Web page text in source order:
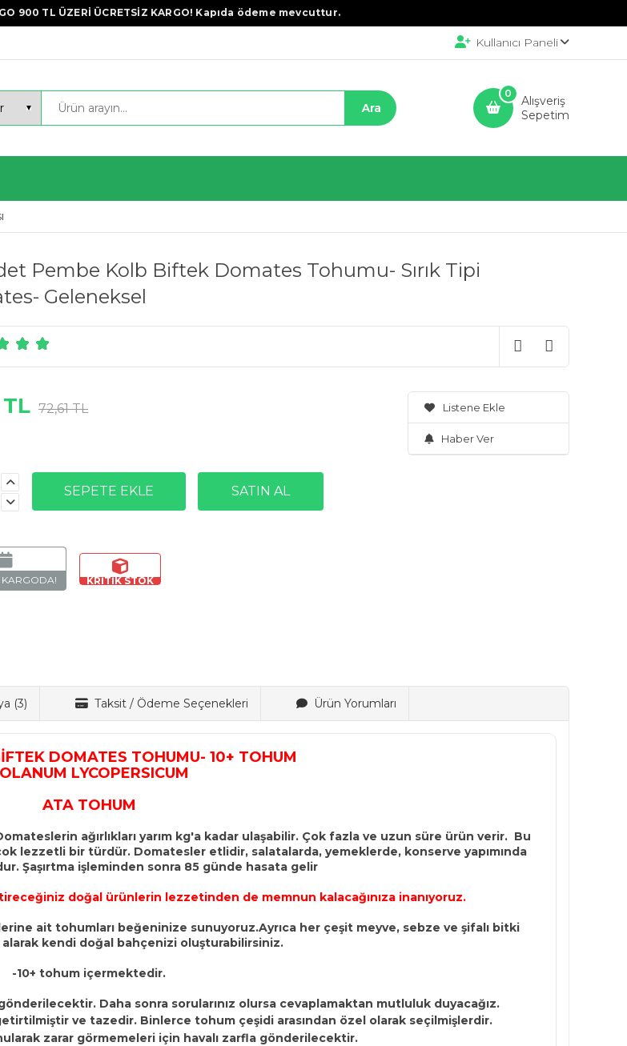
900 TL ÜZERİ ÜCRETSİZ KARGO! Kapıda ödeme mevcuttur.
Kullanıcı Paneli
Alışveriş
Sepetim
0
Pembe Kolb Biftek Domates Tohumu- Sırık Tipi
Geleneksel
TL 72,61 TL Listene Ekle
Haber Ver
(3) Taksit / Ödeme Seçenekleri Ürün Yorumları
DOMATES TOHUMU- 10+ TOHUM
LYCOPERSICUM
ATA TOHUM
ağırlıkları yarım kg'a kadar ulaşabilir. Çok fazla ve uzun süre ürün verir. Bu
lezzetli bir türdür. Domatesler etlidir, salatalarda, yemeklerde, konserve yapımında
Şaşırtma işleminden sonra 85 günde hasata gelir
doğal ürünlerin lezzetinden de memnun kalacağınıza inanıyoruz.
ait tohumları beğeninize sunuyoruz.Ayrıca her çeşit meyve, sebze ve şifalı bitki
alarak kendi doğal bahçenizi oluşturabilirsiniz.
-10+ tohum içermektedir.
Daha sonra sorularınız olursa cevaplamaktan mutluluk duyacağız.
ve tazedir. Binlerce tohum çeşidi arasından özel olarak seçilmişlerdir.
zarar görmemeleri için havalı zarfla gönderilecektir.